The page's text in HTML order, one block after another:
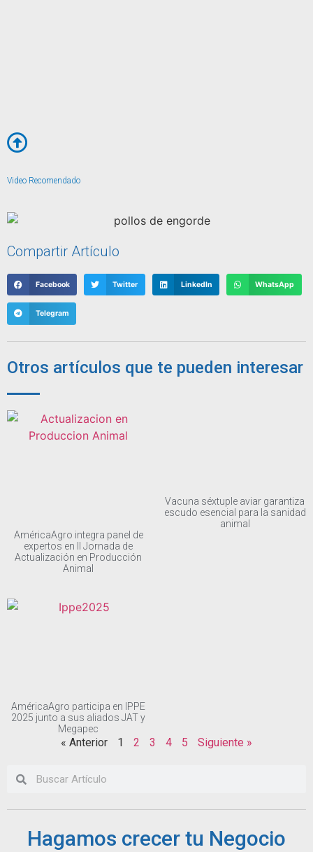
Video Recomendado
Compartir Artículo
Facebook Twitter LinkedIn WhatsApp
Telegram
Otros artículos que te pueden interesar
AméricaAgro integra panel de
expertos en II Jornada de
Actualización en Producción
Animal
Vacuna séxtuple aviar garantiza
escudo esencial para la sanidad
animal
AméricaAgro participa en IPPE
2025 junto a sus aliados JAT y
Megapec
« Anterior 1 2 3 4 5 Siguiente »
Hagamos crecer tu Negocio